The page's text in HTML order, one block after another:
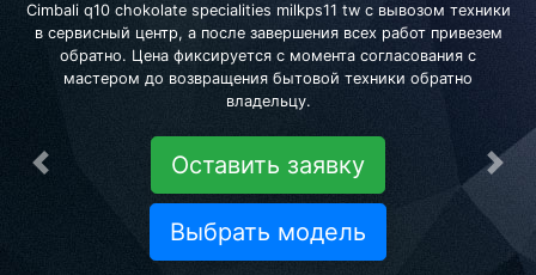
Cimbali q10 chokolate specialities milkps11 tw с вывозом техники
в сервисный центр, а после завершения всех работ привезем
обратно. Цена фиксируется с момента согласования с
мастером до возвращения бытовой техники обратно
владельцу.
Оставить заявку
Выбрать модель
Предыдущая